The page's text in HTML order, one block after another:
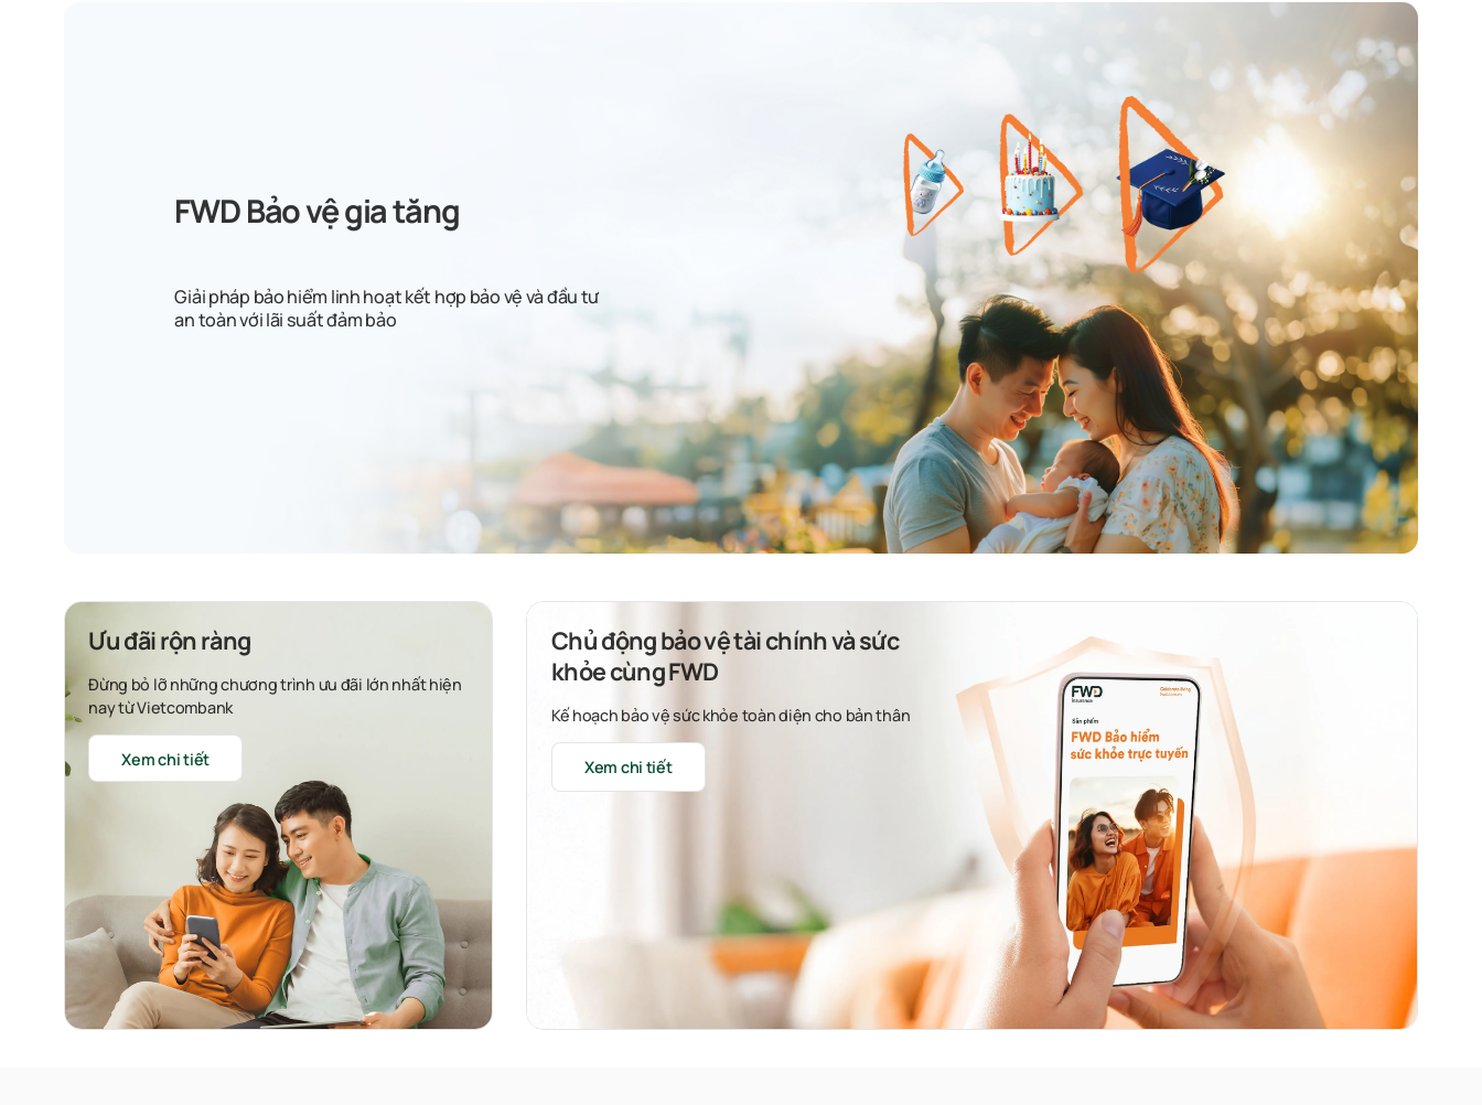
FWD Bảo vệ gia tăng
Giải pháp bảo hiểm linh hoạt kết hợp bảo vệ và đầu tư
an toàn với lãi suất đảm bảo
Ưu đãi rộn ràng
Đừng bỏ lỡ những chương trình ưu đãi lớn nhất hiện
nay từ Vietcombank
Xem chi tiết
Chủ động bảo vệ tài chính và sức
khỏe cùng FWD
Kế hoạch bảo vệ sức khỏe toàn diện cho bản thân
Xem chi tiết